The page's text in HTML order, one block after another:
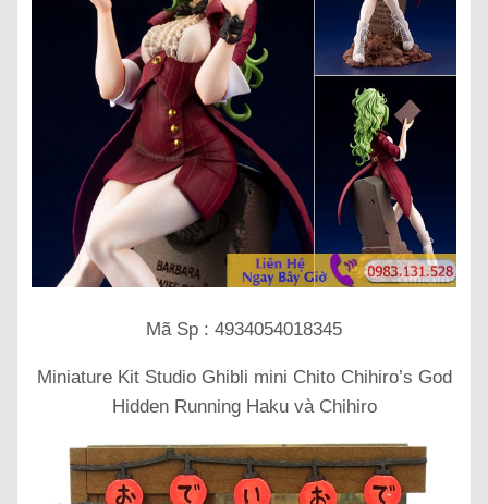
Mã Sp : 4934054018345
Miniature Kit Studio Ghibli mini Chito Chihiro’s God
Hidden Running Haku và Chihiro